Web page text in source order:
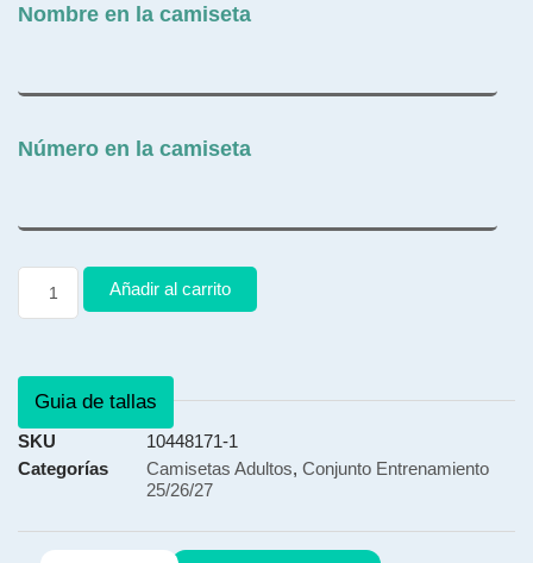
Nombre en la camiseta
Número en la camiseta
Añadir al carrito
Guia de tallas
SKU
10448171-1
Categorías
Camisetas Adultos, Conjunto Entrenamiento
25/26/27